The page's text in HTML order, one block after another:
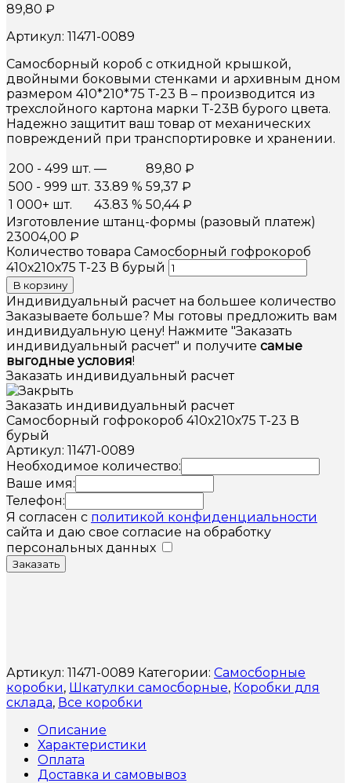
89,80 ₽
Артикул: 11471-0089
Самосборный короб с откидной крышкой,
двойными боковыми стенками и архивным дном
размером 410*210*75 Т-23 В – производится из
трехслойного картона марки Т-23В бурого цвета.
Надежно защитит ваш товар от механических
повреждений при транспортировке и хранении.
200 - 499 шт. — 89,80 ₽
500 - 999 шт. 33.89 % 59,37 ₽
1 000+ шт.
43.83 % 50,44₽
Изготовление штанц-формы (разовый платеж)
23004,00 ₽
Количество товара Самосборный гофрокороб
410х210х75 Т-23 В бурый
В корзину
Индивидуальный расчет на большее количество
Заказываете больше? Мы готовы предложить вам
индивидуальную цену! Нажмите "Заказать
индивидуальный расчет" и получите самые
выгодные условия!
Заказать индивидуальный расчет
Заказать индивидуальный расчет
Самосборный гофрокороб 410х210х75 Т-23 В
бурый
Артикул: 11471-0089
Необходимое количество:
Ваше имя:
Телефон:
Я согласен с политикой конфиденциальности
сайта и даю свое согласие на обработку
персональных данных
Заказать
Артикул: 11471-0089 Категории: Самосборные
коробки, Шкатулки самосборные, Коробки для
склада, Все коробки
Описание
Характеристики
Оплата
Доставка и самовывоз